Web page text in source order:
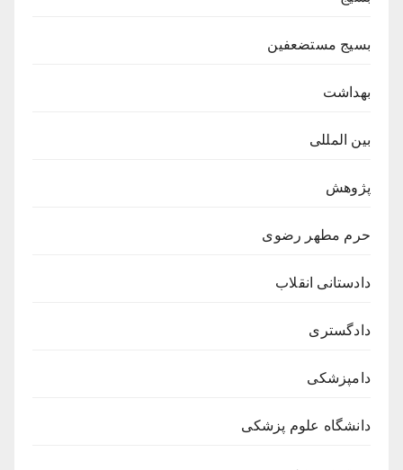
بسیج مستضعفین
بهداشت
بین المللی
پژوهش
حرم مطهر رضوی
دادستانی انقلاب
دادگستری
دامپزشکی
دانشگاه علوم پزشکی